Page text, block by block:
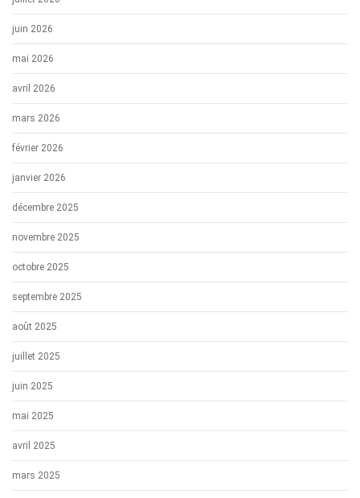
juin 2026
mai 2026
avril 2026
mars 2026
février 2026
janvier 2026
décembre 2025
novembre 2025
octobre 2025
septembre 2025
août 2025
juillet 2025
juin 2025
mai 2025
avril 2025
mars 2025